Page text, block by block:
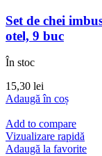
Set de chei
otel, 9 buc
În stoc
15,30 lei
Adaugă în coș
Add to compare
Vizualizare rapidă
Adaugă la favorite